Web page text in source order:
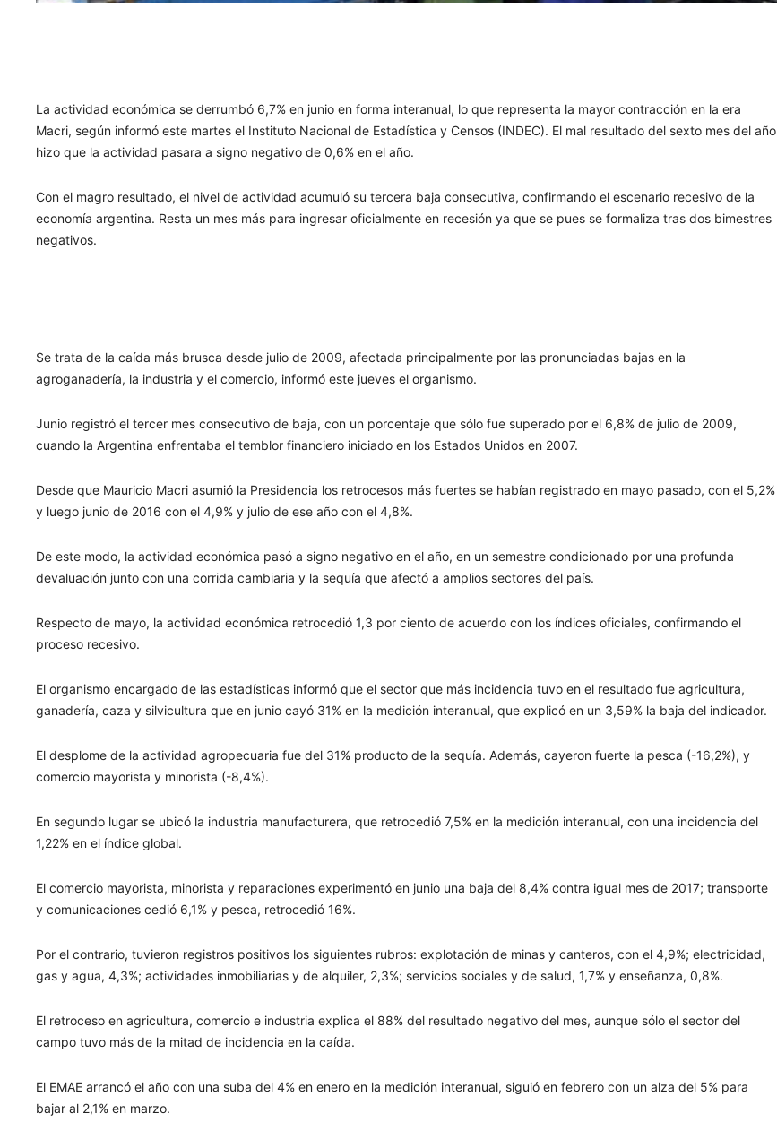
La actividad económica se derrumbó 6,7% en junio en forma interanual, lo que representa la mayor contracción en la era
Macri, según informó este martes el Instituto Nacional de Estadística y Censos (INDEC). El mal resultado del sexto mes del año
hizo que la actividad pasara a signo negativo de 0,6% en el año.
Con el magro resultado, el nivel de actividad acumuló su tercera baja consecutiva, confirmando el escenario recesivo de la
economía argentina. Resta un mes más para ingresar oficialmente en recesión ya que se pues se formaliza tras dos bimestres
negativos.
Se trata de la caída más brusca desde julio de 2009, afectada principalmente por las pronunciadas bajas en la
agroganadería, la industria y el comercio, informó este jueves el organismo.
Junio registró el tercer mes consecutivo de baja, con un porcentaje que sólo fue superado por el 6,8% de julio de 2009,
cuando la Argentina enfrentaba el temblor financiero iniciado en los Estados Unidos en 2007.
Desde que Mauricio Macri asumió la Presidencia los retrocesos más fuertes se habían registrado en mayo pasado, con el 5,2%
y luego junio de 2016 con el 4,9% y julio de ese año con el 4,8%.
De este modo, la actividad económica pasó a signo negativo en el año, en un semestre condicionado por una profunda
devaluación junto con una corrida cambiaria y la sequía que afectó a amplios sectores del país.
Respecto de mayo, la actividad económica retrocedió 1,3 por ciento de acuerdo con los índices oficiales, confirmando el
proceso recesivo.
El organismo encargado de las estadísticas informó que el sector que más incidencia tuvo en el resultado fue agricultura,
ganadería, caza y silvicultura que en junio cayó 31% en la medición interanual, que explicó en un 3,59% la baja del indicador.
El desplome de la actividad agropecuaria fue del 31% producto de la sequía. Además, cayeron fuerte la pesca (-16,2%), y
comercio mayorista y minorista (-8,4%).
En segundo lugar se ubicó la industria manufacturera, que retrocedió 7,5% en la medición interanual, con una incidencia del
1,22% en el índice global.
El comercio mayorista, minorista y reparaciones experimentó en junio una baja del 8,4% contra igual mes de 2017; transporte
y comunicaciones cedió 6,1% y pesca, retrocedió 16%.
Por el contrario, tuvieron registros positivos los siguientes rubros: explotación de minas y canteros, con el 4,9%; electricidad,
gas y agua, 4,3%; actividades inmobiliarias y de alquiler, 2,3%; servicios sociales y de salud, 1,7% y enseñanza, 0,8%.
El retroceso en agricultura, comercio e industria explica el 88% del resultado negativo del mes, aunque sólo el sector del
campo tuvo más de la mitad de incidencia en la caída.
El EMAE arrancó el año con una suba del 4% en enero en la medición interanual, siguió en febrero con un alza del 5% para
bajar al 2,1% en marzo.